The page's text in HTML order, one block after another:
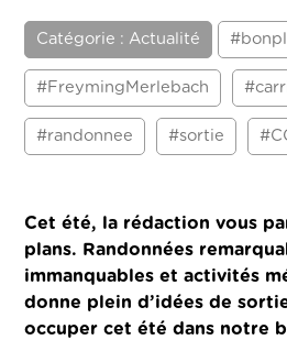
Catégorie : Actualité
#FreymingMerlebach
#randonnee #sortie
Cet été, la rédaction vous
plans. Randonnées
immanquables et activités
donne plein d’idées de
occuper cet été dans notre